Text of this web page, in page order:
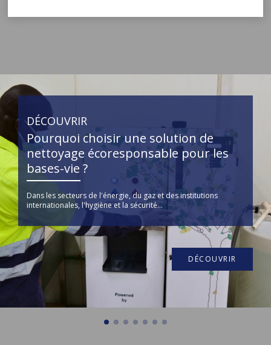
DÉCOUVRIR
Pourquoi choisir une solution de
nettoyage écoresponsable pour les
bases-vie ?
Dans les secteurs de l'énergie, du gaz et des institutions
internationales, l'hygiène et la sécurité...
DÉCOUVRIR